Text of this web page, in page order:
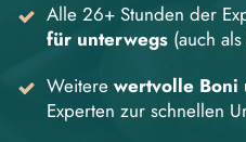
Alle 26+ Stunden der
für unterwegs (auch
Weitere wertvolle Boni
Experten zur schnellen